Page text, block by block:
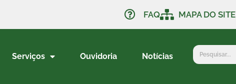
FAQ MAPA DO SITE
Serviços Ouvidoria Notícias